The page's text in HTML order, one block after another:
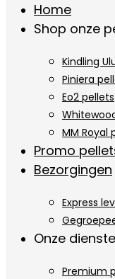
Home
Shop onze
Kindling
Piniera
Eo2 pellets
MM Royal
Promo
Bezorgingen
Express
Onze
Premium